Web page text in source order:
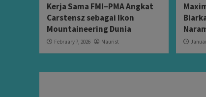
Kerja Sama FMI–PMA Angkat
Carstensz sebagai Ikon
Mountaineering Dunia
February 7, 2026 Maurist